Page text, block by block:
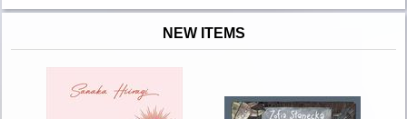
NEW ITEMS